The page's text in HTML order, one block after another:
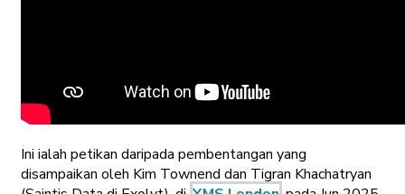
Ini ialah petikan daripada pembentangan yang
disampaikan oleh Kim Townend dan Tigran Khachatryan